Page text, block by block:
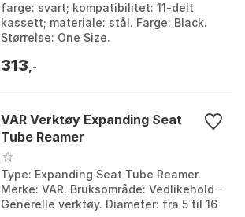
farge: svart; kompatibilitet: 11-delt
kassett; materiale: stål. Farge: Black.
Størrelse: One Size.
313 ,-
VAR Verktøy Expanding Seat
Tube Reamer
Type: Expanding Seat Tube Reamer.
Merke: VAR. Bruksområde: Vedlikehold -
Generelle verktøy. Diameter: fra 5 til 16